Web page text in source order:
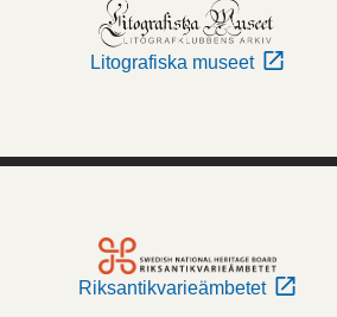
Litografiska museet
Riksantikvarieämbetet